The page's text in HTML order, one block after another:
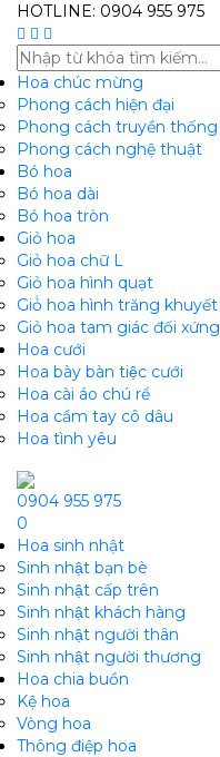
HOTLINE: 0904 955 975
Hoa chúc mừng
Phong cách hiện đại
Phong cách truyền thống
Phong cách nghệ thuật
Bó hoa
Bó hoa dài
Bó hoa tròn
Giỏ hoa
Giỏ hoa chữ L
Giỏ hoa hình quạt
Giỏ̉ hoa hình trăng khuyết
Giỏ hoa tam giác đối xứng
Hoa cưới
Hoa bày bàn tiệc cưới
Hoa cài áo chú rể
Hoa cầm tay cô dâu
Hoa tình yêu
0904 955 975
0
Hoa sinh nhật
Sinh nhật bạn bè
Sinh nhật cấp trên
Sinh nhật khách hàng
Sinh nhật người thân
Sinh nhật người thương
Hoa chia buồn
Kệ hoa
Vòng hoa
Thông điệp hoa